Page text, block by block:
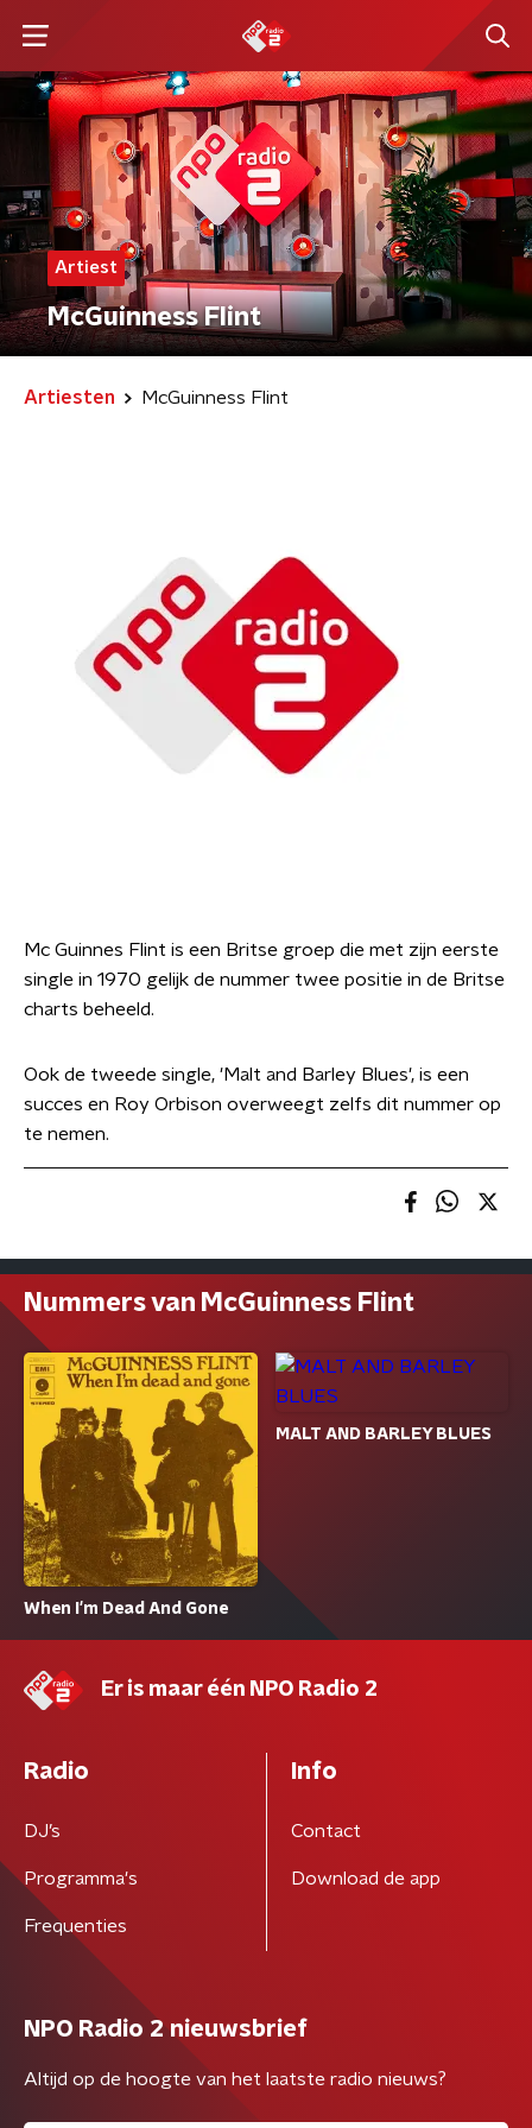
Artiest
McGuinness Flint
Artiesten McGuinness Flint
Mc Guinnes Flint is een Britse groep die met zijn eerste
single in 1970 gelijk de nummer twee positie in de Britse
charts beheeld.
Ook de tweede single, 'Malt and Barley Blues', is een
succes en Roy Orbison overweegt zelfs dit nummer op
te nemen.
Nummers van McGuinness Flint
When I'm Dead And Gone
MALT AND BARLEY BLUES
Er is maar één NPO Radio 2
Radio
DJ’s
Programma's
Frequenties
Info
Contact
Download de app
NPO Radio 2 nieuwsbrief
Altijd op de hoogte van het laatste radio nieuws?